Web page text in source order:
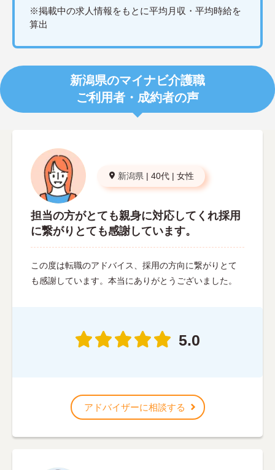
※掲載中の求人情報をもとに平均月収・平均時給を
算出
新潟県のマイナビ介護職
ご利用者・成約者の声
新潟県 | 40代 | 女性
担当の方がとても親身に対応してくれ採用
に繋がりとても感謝しています。
この度は転職のアドバイス、採用の方向に繋がりとて
も感謝しています。本当にありがとうございました。
5.0
アドバイザーに相談する